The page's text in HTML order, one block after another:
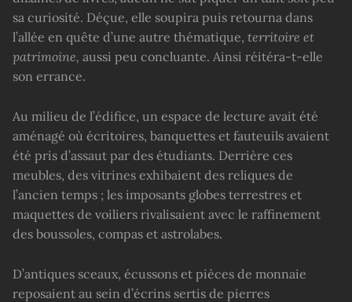
sa curiosité. Déçue, elle soupira puis retourna dans
l’allée en quête d’une autre thématique, territoire et
patrimoine, aussi peu concluante. Ainsi réitéra-t-elle
son errance.
Au milieu de l’édifice, un espace de lecture avait été
aménagé où écritoires, banquettes et fauteuils avaient
été pris d’assaut par des étudiants. Derrière ces
meubles, des vitrines exhibaient des reliques de
l’ancien temps ; les imposants globes terrestres et
maquettes de voiliers rivalisaient avec le raffinement
des boussoles, compas et astrolabes.
D’antiques sceaux, écussons et pièces de monnaie
reposaient au sein d’écrins sertis de pierres